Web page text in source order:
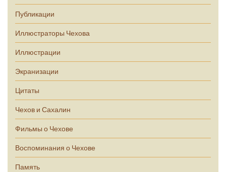
Публикации
Иллюстраторы Чехова
Иллюстрации
Экранизации
Цитаты
Чехов и Сахалин
Фильмы о Чехове
Воспоминания о Чехове
Память